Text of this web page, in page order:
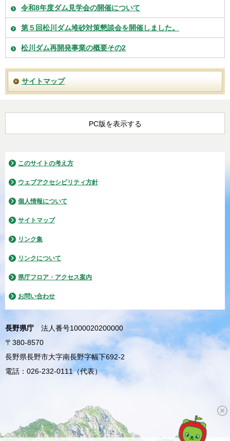
令和8年度ダム見学会の開催について
第５回松川ダム堆砂対策懇談会を開催しました。
松川ダム再開発事業の概要その2
サイトマップ
PC版を表示する
このサイトの考え方
ウェブアクセシビリティ方針
個人情報について
サイトマップ
リンク集
リンクについて
県庁フロア・アクセス案内
お問い合わせ
長野県庁
法人番号1000020200000
〒380-8570
長野県長野市大字南長野字幅下692-2
電話：026-232-0111（代表）